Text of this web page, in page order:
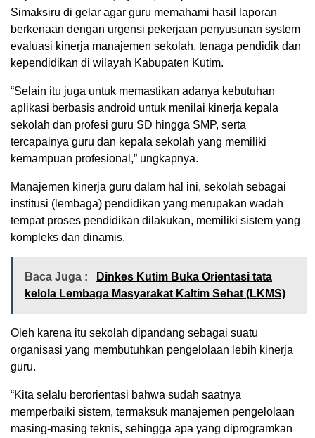
Simaksiru di gelar agar guru memahami hasil laporan
berkenaan dengan urgensi pekerjaan penyusunan system
evaluasi kinerja manajemen sekolah, tenaga pendidik dan
kependidikan di wilayah Kabupaten Kutim.
“Selain itu juga untuk memastikan adanya kebutuhan
aplikasi berbasis android untuk menilai kinerja kepala
sekolah dan profesi guru SD hingga SMP, serta
tercapainya guru dan kepala sekolah yang memiliki
kemampuan profesional,” ungkapnya.
Manajemen kinerja guru dalam hal ini, sekolah sebagai
institusi (lembaga) pendidikan yang merupakan wadah
tempat proses pendidikan dilakukan, memiliki sistem yang
kompleks dan dinamis.
Baca Juga :
Dinkes Kutim Buka Orientasi tata
kelola Lembaga Masyarakat Kaltim Sehat (LKMS)
Oleh karena itu sekolah dipandang sebagai suatu
organisasi yang membutuhkan pengelolaan lebih kinerja
guru.
“Kita selalu berorientasi bahwa sudah saatnya
memperbaiki sistem, termaksuk manajemen pengelolaan
masing-masing teknis, sehingga apa yang diprogramkan